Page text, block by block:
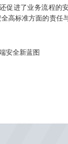
进了业务流程的
高标准方面的责